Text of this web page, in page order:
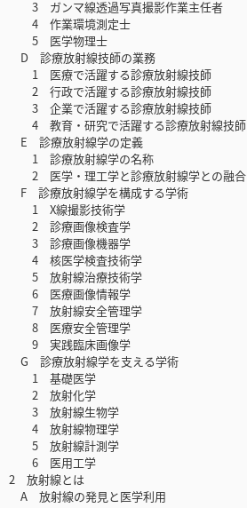
3 ガンマ線透過写真撮影作業主任者
4 作業環境測定士
5 医学物理士
D 診療放射線技師の業務
1 医療で活躍する診療放射線技師
2 行政で活躍する診療放射線技師
3 企業で活躍する診療放射線技師
4 教育・研究で活躍する診療放射線技師
E 診療放射線学の定義
1 診療放射線学の名称
2 医学・理工学と診療放射線学との融合
F 診療放射線学を構成する学術
1 X線撮影技術学
2 診療画像検査学
3 診療画像機器学
4 核医学検査技術学
5 放射線治療技術学
6 医療画像情報学
7 放射線安全管理学
8 医療安全管理学
9 実践臨床画像学
G 診療放射線学を支える学術
1 基礎医学
2 放射化学
3 放射線生物学
4 放射線物理学
5 放射線計測学
6 医用工学
2 放射線とは
A 放射線の発見と医学利用